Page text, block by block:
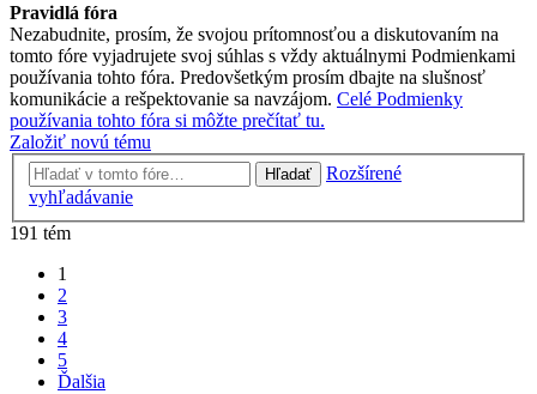
Pravidlá fóra
Nezabudnite, prosím, že svojou prítomnosťou a diskutovaním na
tomto fóre vyjadrujete svoj súhlas s vždy aktuálnymi Podmienkami
používania tohto fóra. Predovšetkým prosím dbajte na slušnosť
komunikácie a rešpektovanie sa navzájom. Celé Podmienky
používania tohto fóra si môžte prečítať tu.
Založiť novú tému
Hľadať
Rozšírené
vyhľadávanie
191 tém
1
2
3
4
5
Ďalšia